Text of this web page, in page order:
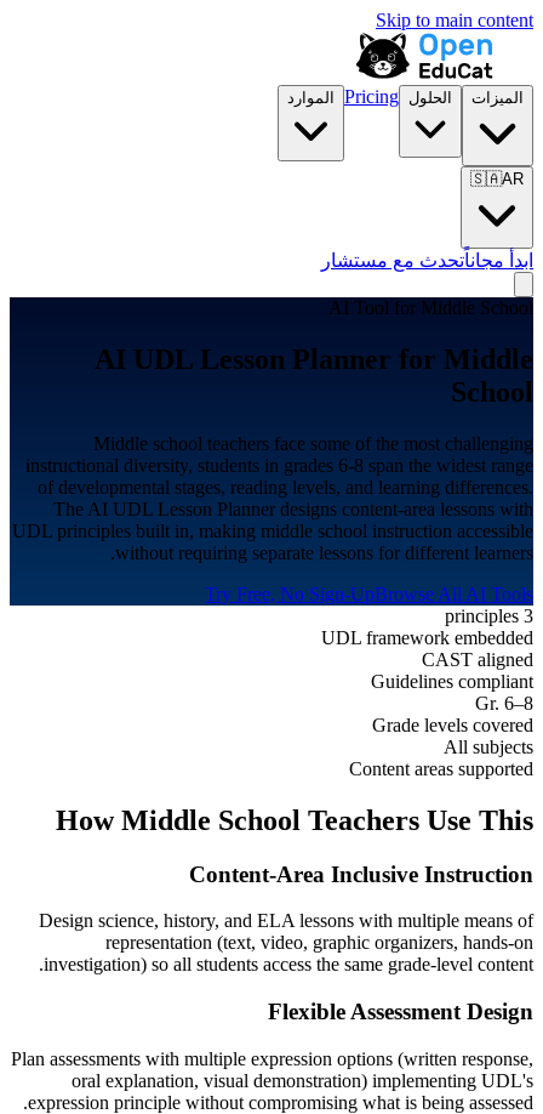
Skip to main content
الميزات الحلول Pricing الموارد
🇸🇦AR
ابدأ مجاناًتحدث مع مستشار
AI Tool for Middle School
AI UDL Lesson Planner for Middle
School
Middle school teachers face some of the most challenging
instructional diversity, students in grades 6-8 span the widest range
of developmental stages, reading levels, and learning differences.
The AI UDL Lesson Planner designs content-area lessons with
UDL principles built in, making middle school instruction accessible
without requiring separate lessons for different learners.
Try Free, No Sign-UpBrowse All AI Tools
3 principles
UDL framework embedded
CAST aligned
Guidelines compliant
Gr. 6–8
Grade levels covered
All subjects
Content areas supported
HowMiddle School Teachers Use This
Content-Area Inclusive Instruction
Design science, history, and ELA lessons with multiple means of
representation (text, video, graphic organizers, hands-on
investigation) so all students access the same grade-level content.
Flexible Assessment Design
Plan assessments with multiple expression options (written response,
oral explanation, visual demonstration) implementing UDL's
expression principle without compromising what is being assessed.